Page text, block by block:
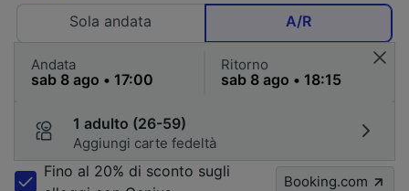
Sola andata
A/R
Andata Ritorno
1 adulto (26-59)
Aggiungi carte fedeltà
Fino al 20% di sconto sugli
Booking.com